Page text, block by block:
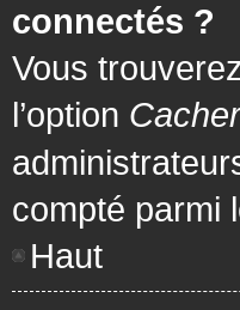
connectés ?
Vous
l’option
compté parmi
Haut